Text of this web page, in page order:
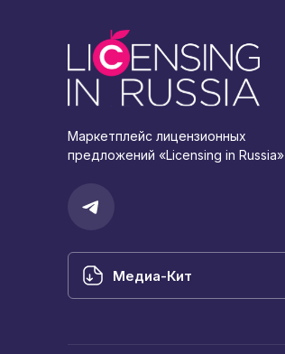
Маркетплейс лицензионных
предложений «Licensing in Russia»
Медиа-Кит